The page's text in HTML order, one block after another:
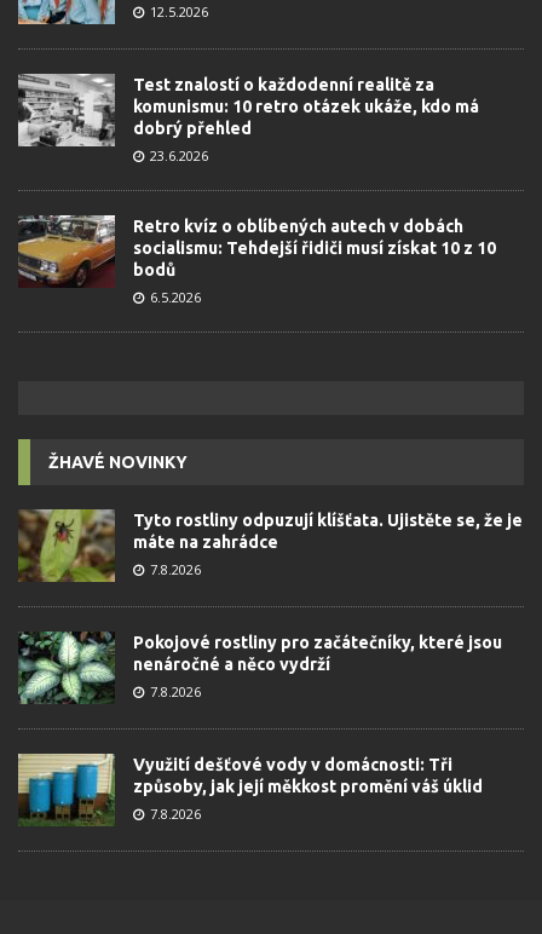
12.5.2026
Test znalostí o každodenní realitě za
komunismu: 10 retro otázek ukáže, kdo má
dobrý přehled
23.6.2026
Retro kvíz o oblíbených autech v dobách
socialismu: Tehdejší řidiči musí získat 10 z 10
bodů
6.5.2026
ŽHAVÉ NOVINKY
Tyto rostliny odpuzují klíšťata. Ujistěte se, že je
máte na zahrádce
7.8.2026
Pokojové rostliny pro začátečníky, které jsou
nenáročné a něco vydrží
7.8.2026
Využití dešťové vody v domácnosti: Tři
způsoby, jak její měkkost promění váš úklid
7.8.2026